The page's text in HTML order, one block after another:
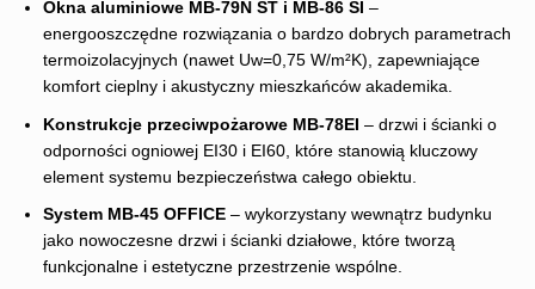
Okna aluminiowe MB-79N ST i MB-86 SI –
energooszczędne rozwiązania o bardzo dobrych parametrach
termoizolacyjnych (nawet Uw=0,75 W/m²K), zapewniające
komfort cieplny i akustyczny mieszkańców akademika.
Konstrukcje przeciwpożarowe MB-78EI – drzwi i ścianki o
odporności ogniowej EI30 i EI60, które stanowią kluczowy
element systemu bezpieczeństwa całego obiektu.
System MB-45 OFFICE – wykorzystany wewnątrz budynku
jako nowoczesne drzwi i ścianki działowe, które tworzą
funkcjonalne i estetyczne przestrzenie wspólne.